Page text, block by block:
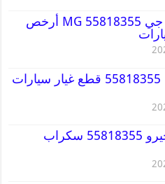
قطع غيار أم جي MG 55818355 أرخص
قطع غيار كيا 55818355 قطع غيار سيارات
قطع غيار باجيرو 55818355 سكراب